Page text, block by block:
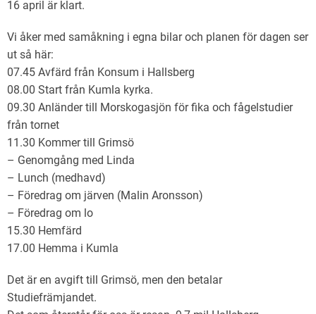
16 april är klart.
Vi åker med samåkning i egna bilar och planen för dagen ser
ut så här:
07.45 Avfärd från Konsum i Hallsberg
08.00 Start från Kumla kyrka.
09.30 Anländer till Morskogasjön för fika och fågelstudier
från tornet
11.30 Kommer till Grimsö
– Genomgång med Linda
– Lunch (medhavd)
– Föredrag om järven (Malin Aronsson)
– Föredrag om lo
15.30 Hemfärd
17.00 Hemma i Kumla
Det är en avgift till Grimsö, men den betalar
Studiefrämjandet.